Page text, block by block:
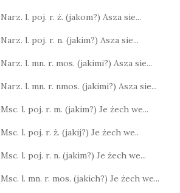
Narz. l. poj. r. ż. (jakom?) Asza sie...
Narz. l. poj. r. n. (jakim?) Asza sie...
Narz. l. mn. r. mos. (jakimi?) Asza sie...
Narz. l. mn. r. nmos. (jakimi?) Asza sie...
Msc. l. poj. r. m. (jakim?) Je żech we...
Msc. l. poj. r. ż. (jakij?) Je żech we..
Msc. l. poj. r. n. (jakim?) Je żech we...
Msc. l. mn. r. mos. (jakich?) Je żech we...